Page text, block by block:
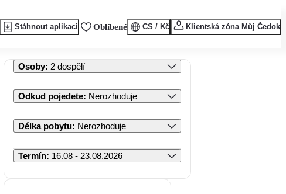
Stáhnout aplikaci Oblíbené CS / Kč Klientská zóna Můj Čedok
Osoby: 2 dospělí
Odkud pojedete: Nerozhoduje
Délka pobytu: Nerozhoduje
Termín: 16.08 - 23.08.2026